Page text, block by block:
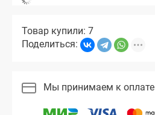
Товар купили: 7
Поделиться:
Мы принимаем к оплате